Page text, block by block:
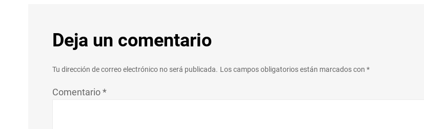
Deja un comentario
Tu dirección de correo electrónico no será publicada. Los campos obligatorios están marcados con*
Comentario*